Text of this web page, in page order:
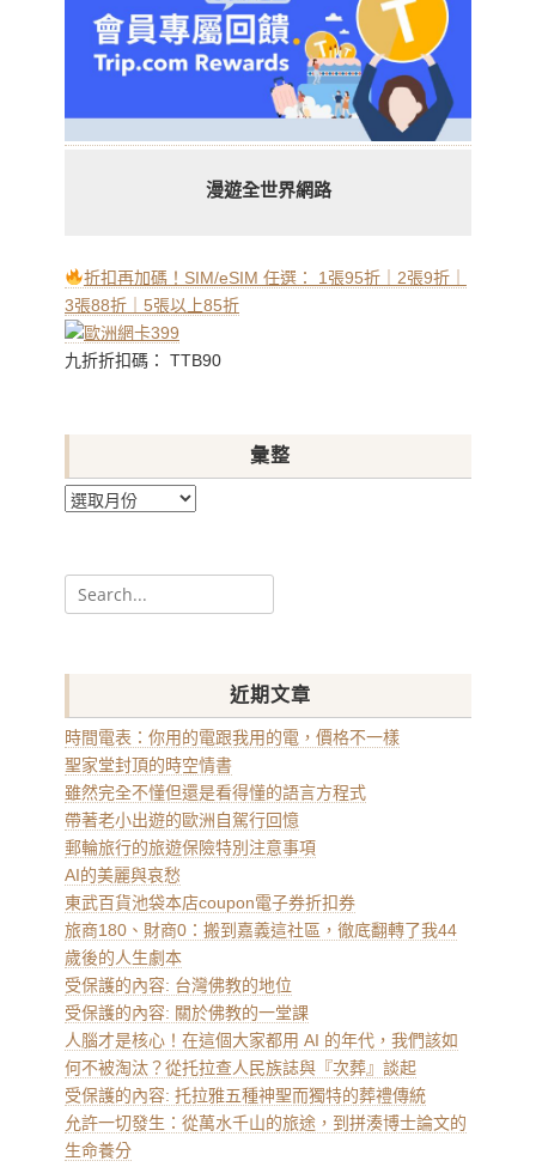
漫遊全世界網路
折扣再加碼！SIM/eSIM 任選： 1張95折｜2張9折｜
3張88折｜5張以上85折
九折折扣碼： TTB90
彙整
彙
Search
for:
近期文章
時間電表：你用的電跟我用的電，價格不一樣
聖家堂封頂的時空情書
雖然完全不懂但還是看得懂的語言方程式
帶著老小出遊的歐洲自駕行回憶
郵輪旅行的旅遊保險特別注意事項
AI的美麗與哀愁
東武百貨池袋本店coupon電子券折扣券
旅商180、財商0：搬到嘉義這社區，徹底翻轉了我44
歲後的人生劇本
受保護的內容: 台灣佛教的地位
受保護的內容: 關於佛教的一堂課
人腦才是核心！在這個大家都用 AI 的年代，我們該如
何不被淘汰？從托拉查人民族誌與『次葬』談起
受保護的內容: 托拉雅五種神聖而獨特的葬禮傳統
允許一切發生：從萬水千山的旅途，到拼湊博士論文的
生命養分